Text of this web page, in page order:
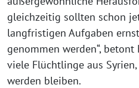
gleichzeitig sollten schon
langfristigen Aufgaben
genommen werden“,
viele Flüchtlinge aus
werden bleiben.